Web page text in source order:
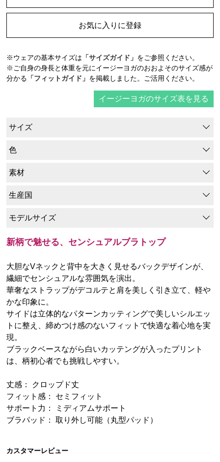
お気に入りに登録
※ウェアの基本サイズは 「サイズガイド」 をご参照ください。
※ご自身の身長と体重を元にイージーヨガのおおよそのサイズ感が
分かる 「フィットガイド」 を掲載しました。ご活用ください。
イージーヨガのサイズ表を見る
サイズ
色
素材
生産国
モデルサイズ
新柄で魅せる、センシュアルブラトップ
大胆なVネックと背中を大きく見せるバックデザインが、
繊細でセンシュアルな雰囲気を演出。
華奢なストラップがデコルテと肩を美しく引き立て、軽や
かな印象に。
サイドは立体的なパターンカッティングで美しいシルエッ
トに整え、締めつけ感のないフィットで快適な着心地を実
現。
ブラックベースながら白いカッテングが入ったプリント
は、柄初心者でも挑戦しやすい。
丈感： クロップド丈
フィット感： セミフィット
サポート力： ミディアムサポート
ブラパッド： 取り外し可能（丸型パッド）
カスタマーレビュー